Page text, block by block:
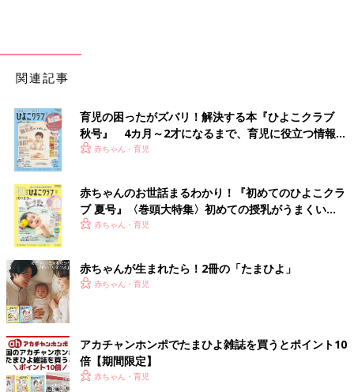
関連記事
育児の困ったがズバリ！解決する本『ひよこクラブ
秋号』 4カ月～2才になるまで、育児に役立つ情報が
いっぱい！
赤ちゃん・育児
赤ちゃんのお世話まるわかり！『初めてのひよこクラ
ブ 夏号』〈巻頭大特集〉初めての授乳がうまくい
く！ おっぱい・ミルクの基本と夏のトラブル 解決テ
赤ちゃん・育児
赤ちゃんが生まれたら！2冊の「たまひよ」
赤ちゃん・育児
アカチャンホンポでたまひよ雑誌を買うとポイント10
倍【期間限定】
赤ちゃん・育児